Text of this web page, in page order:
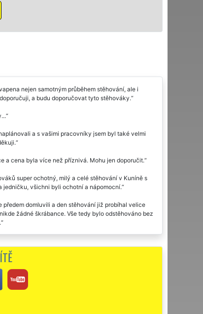
nejen samotným průběhem stěhování, ale i
a budu doporučovat tyto stěhováky.
a s vašimi pracovníky jsem byl také velmi
a cena byla více než příznivá. Mohu jen doporučit.
super ochotný, milý a celé stěhování v Kuníně s
jedničku, všichni byli ochotní a nápomocní.
domluvili a den stěhování již probíhal velice
žádné škrábance. Vše tedy bylo odstěhováno bez
dvakrát stěhovací službu této společnosti EXTRA
za stěhování.
za vaši ochotu.